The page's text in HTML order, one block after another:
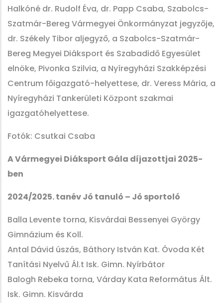
Halkóné dr. Rudolf Éva, dr. Papp Csaba, Szabolcs-
Szatmár-Bereg Vármegyei Önkormányzat jegyzője,
dr. Székely Tibor aljegyző, a Szabolcs-Szatmár-
Bereg Megyei Diáksport és Szabadidő Egyesület
elnöke, Pivonka Szilvia, a Nyíregyházi Szakképzési
Centrum főigazgató-helyettese, dr. Veress Mária, a
Nyíregyházi Tankerületi Központ szakmai
igazgatóhelyettese.
Fotók: Csutkai Csaba
A Vármegyei Diáksport Gála díjazottjai 2025-
ben
2024/2025. tanév Jó tanuló – Jó sportoló
Balla Levente torna, Kisvárdai Bessenyei György
Gimnázium és Koll.
Antal Dávid úszás, Báthory István Kat. Óvoda Két
Tanítási Nyelvű Ál.t Isk. Gimn. Nyírbátor
Balogh Rebeka torna, Várday Kata Református Ált.
Isk. Gimn. Kisvárda